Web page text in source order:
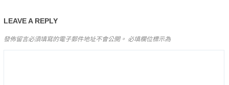
LEAVE A REPLY
發佈留言必須填寫的電子郵件地址不會公開。 必填欄位標示為